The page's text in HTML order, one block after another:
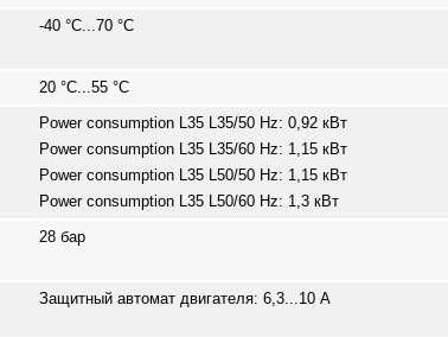
-40 °C...70 °C
20 °C...55 °C
Power consumption L35 L35/50 Hz: 0,92 кВт
Power consumption L35 L35/60 Hz: 1,15 кВт
Power consumption L35 L50/50 Hz: 1,15 кВт
Power consumption L35 L50/60 Hz: 1,3 кВт
28 бар
Защитный автомат двигателя: 6,3...10 A